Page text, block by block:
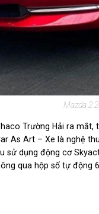
Mazda 2
Trường Hải ra mắt,
As Art – Xe là nghệ
sử dụng động cơ
qua hộp số tự động